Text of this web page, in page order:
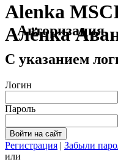
Alenka
Алёнка
Авторизация
С указанием
Логин
Пароль
Регистрация | Забыли
или